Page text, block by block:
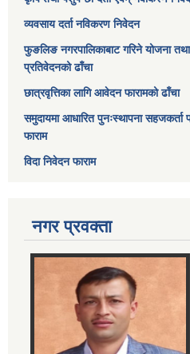
व्यवसाय दर्ता नविकरण निवेदन
फुङलिङ नगरपालिकाबाट गरिने योजना
प्रतिवेदनको ढाँचा
छात्रवृत्तिका लागि आवेदन फारामको ढाँचा
समुदायमा आधारित पुनःस्थापना
फाराम
विदा निवेदन फाराम
नगर प्रवक्ता